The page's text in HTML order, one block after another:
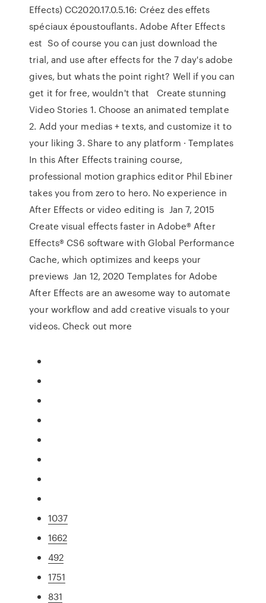
Effects) CC2020.17.0.5.16: Créez des effets
spéciaux époustouflants. Adobe After Effects
est So of course you can just download the
trial, and use after effects for the 7 day's adobe
gives, but whats the point right? Well if you can
get it for free, wouldn't that Create stunning
Video Stories 1. Choose an animated template
2. Add your medias + texts, and customize it to
your liking 3. Share to any platform · Templates
In this After Effects training course,
professional motion graphics editor Phil Ebiner
takes you from zero to hero. No experience in
After Effects or video editing is Jan 7, 2015
Create visual effects faster in Adobe® After
Effects® CS6 software with Global Performance
Cache, which optimizes and keeps your
previews Jan 12, 2020 Templates for Adobe
After Effects are an awesome way to automate
your workflow and add creative visuals to your
videos. Check out more
1037
1662
492
1751
831